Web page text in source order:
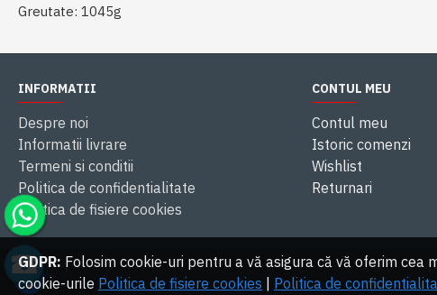
Greutate: 1045g
INFORMATII
Despre noi
Informatii livrare
Termeni si conditii
Politica de confidentialitate
Politica de fisiere cookies
CONTUL MEU
Contul meu
Istoric comenzi
Wishlist
Returnari
GDPR: Folosim cookie-uri pentru a vă asigura că vă oferim
cookie-urile Politica de fisiere cookies Politica de